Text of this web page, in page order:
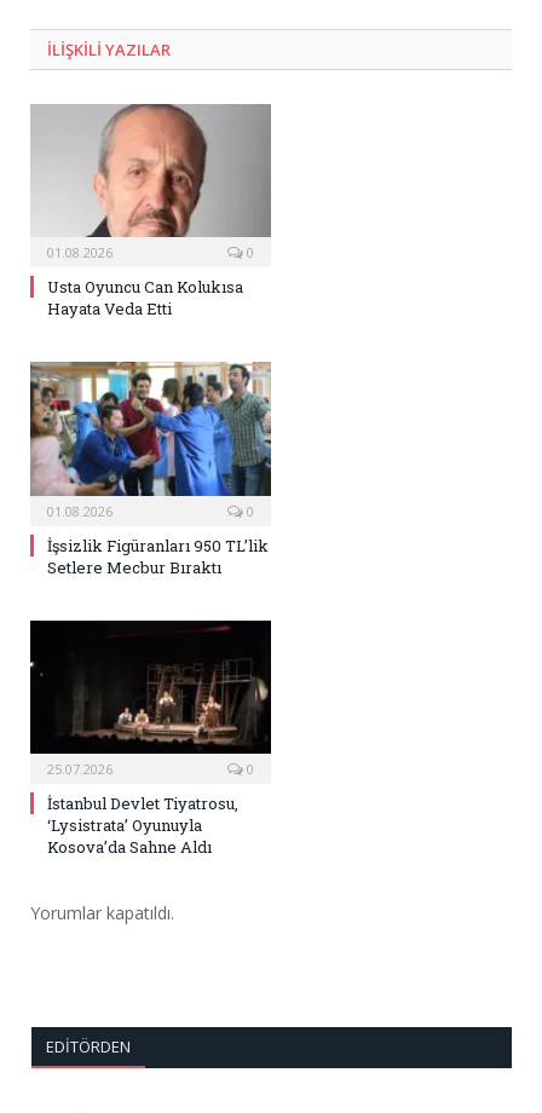
ILIŞKILI YAZILAR
01.08.2026 0
Usta Oyuncu Can Kolukısa
Hayata Veda Etti
01.08.2026 0
İşsizlik Figüranları 950 TL’lik
Setlere Mecbur Bıraktı
25.07.2026 0
İstanbul Devlet Tiyatrosu,
‘Lysistrata’ Oyunuyla
Kosova’da Sahne Aldı
Yorumlar kapatıldı.
EDITÖRDEN